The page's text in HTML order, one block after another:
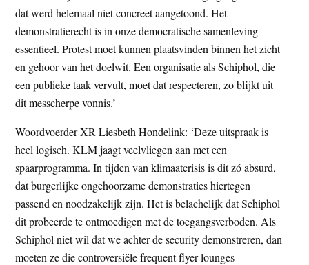
dat werd helemaal niet concreet aangetoond. Het
demonstratierecht is in onze democratische samenleving
essentieel. Protest moet kunnen plaatsvinden binnen het zicht
en gehoor van het doelwit. Een organisatie als Schiphol, die
een publieke taak vervult, moet dat respecteren, zo blijkt uit
dit messcherpe vonnis.’
Woordvoerder XR Liesbeth Hondelink: ‘Deze uitspraak is
heel logisch. KLM jaagt veelvliegen aan met een
spaarprogramma. In tijden van klimaatcrisis is dit zó absurd,
dat burgerlijke ongehoorzame demonstraties hiertegen
passend en noodzakelijk zijn. Het is belachelijk dat Schiphol
dit probeerde te ontmoedigen met de toegangsverboden. Als
Schiphol niet wil dat we achter de security demonstreren, dan
moeten ze die controversiële frequent flyer lounges